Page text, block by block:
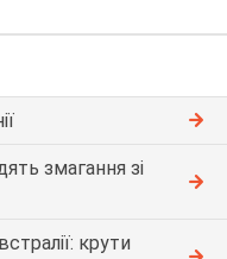
змагання зі
крути